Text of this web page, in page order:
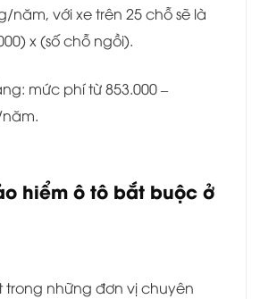
năm, với xe trên 25 chỗ sẽ là
x (số chỗ ngồi).
mức phí từ 853.000 –
hiểm ô tô bắt buộc ở
trong những đơn vị chuyên